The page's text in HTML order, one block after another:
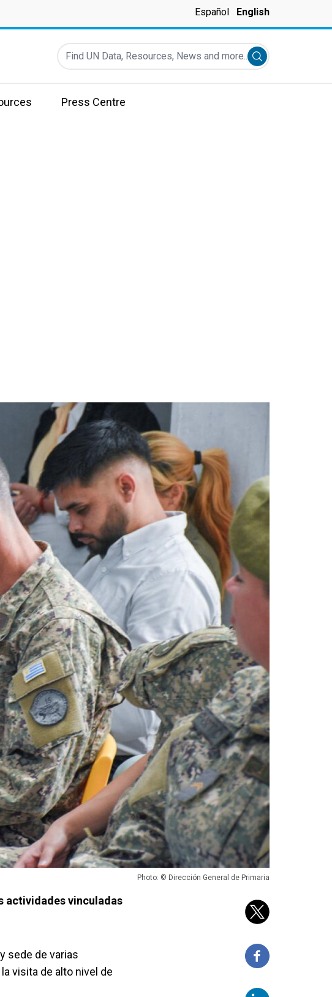
Español English
Find UN Data, Resources, News and more...
Submit search
Press Centre
Photo: © Dirección General de Primaria
actividades vinculadas
sede de varias
visita de alto nivel de